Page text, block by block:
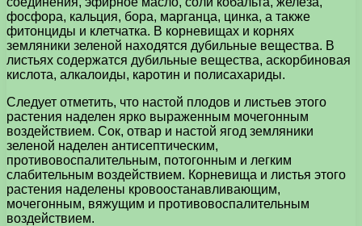
фосфора, кальция, бора, марганца, цинка, а также
фитонциды и клетчатка. В корневищах и корнях
земляники зеленой находятся дубильные вещества. В
листьях содержатся дубильные вещества, аскорбиновая
кислота, алкалоиды, каротин и полисахариды.
Следует отметить, что настой плодов и листьев этого
растения наделен ярко выраженным мочегонным
воздействием. Сок, отвар и настой ягод земляники
зеленой наделен антисептическим,
противовоспалительным, потогонным и легким
слабительным воздействием. Корневища и листья этого
растения наделены кровоостанавливающим,
мочегонным, вяжущим и противовоспалительным
воздействием.